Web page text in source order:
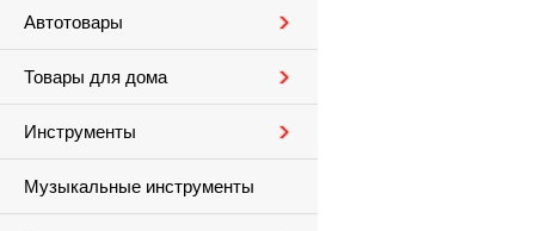
Автотовары
Товары для дома
Инструменты
Музыкальные инструменты